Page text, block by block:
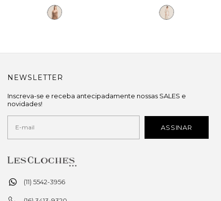
(11) 5542-3956
NEWSLETTER
Inscreva-se e receba antecipadamente nossas SALES e
novidades!